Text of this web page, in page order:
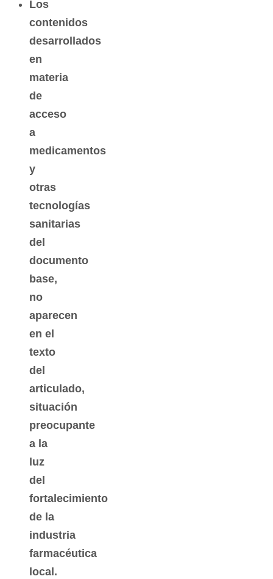
Los
contenidos
desarrollados
en
materia
de
acceso
a
medicamentos
y
otras
tecnologías
sanitarias
del
documento
base,
no
aparecen
en el
texto
del
articulado,
situación
preocupante
a la
luz
del
fortalecimiento
de la
industria
farmacéutica
local.